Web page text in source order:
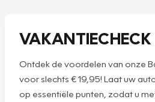
VAKANTIECHECK
Ontdek de voordelen van onze
voor slechts € 19,95! Laat uw
op essentiële punten, zodat u